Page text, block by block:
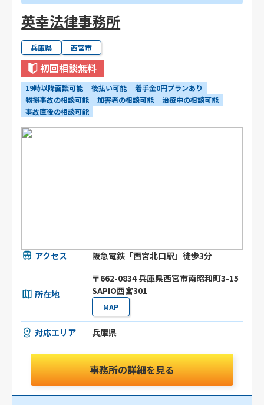
英幸法律事務所
兵庫県 西宮市
初回相談無料
19時以降面談可能 後払い可能
着手金0円プランあり
物損事故の相談可能
加害者の相談可能
治療中の相談可能
事故直後の相談可能
アクセス 阪急電鉄「西宮北口駅」徒歩3分
所在地
〒662-0834 兵庫県西宮市南昭和町3-15
SAPIO西宮301
MAP
対応エリア 兵庫県
事務所の詳細を見る